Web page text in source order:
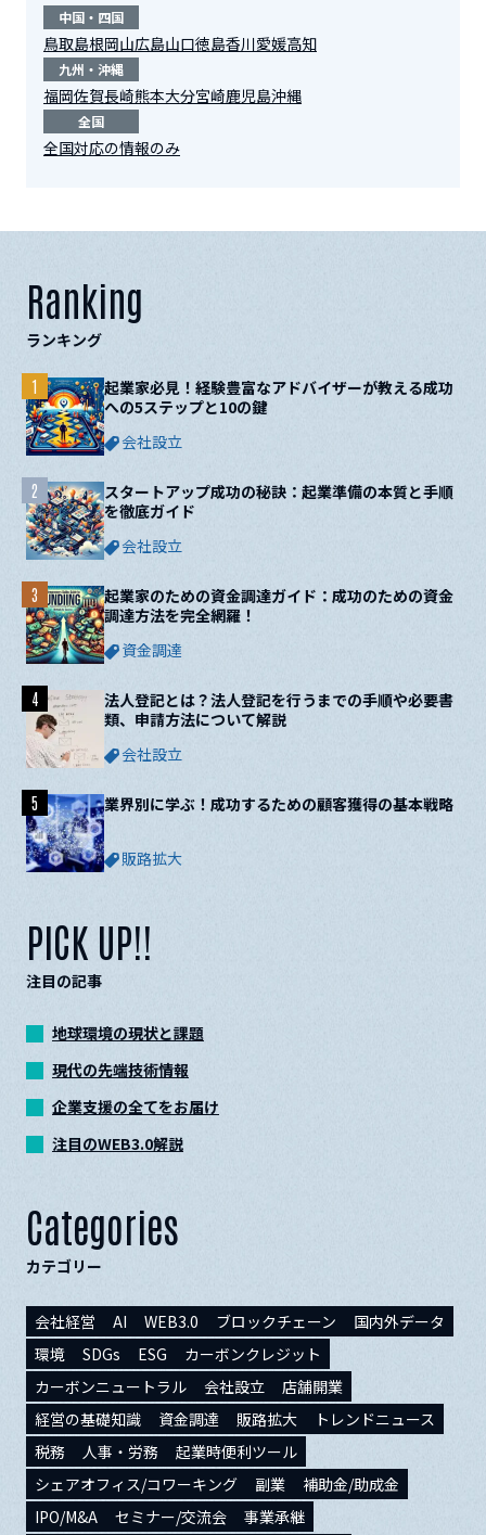
中国・四国
鳥取島根岡山広島山口徳島香川愛媛高知
九州・沖縄
福岡佐賀長崎熊本大分宮崎鹿児島沖縄
全国
全国対応の情報のみ
Ranking
ランキング
起業家必見！経験豊富なアドバイザーが教える成功
への5ステップと10の鍵
会社設立
1
スタートアップ成功の秘訣：起業準備の本質と手順
を徹底ガイド
会社設立
2
起業家のための資金調達ガイド：成功のための資金
調達方法を完全網羅！
資金調達
3
法人登記とは？法人登記を行うまでの手順や必要書
類、申請方法について解説
会社設立
4
業界別に学ぶ！成功するための顧客獲得の基本戦略
販路拡大
5
PICK UP!!
注目の記事
地球環境の現状と課題
現代の先端技術情報
企業支援の全てをお届け
注目のWEB3.0解説
Categories
カテゴリー
会社経営 AI WEB3.0 ブロックチェーン
国内外データ
環境
SDGs ESG
カーボンクレジット
カーボンニュートラル
会社設立
店舗開業
経営の基礎知識
資金調達 販路拡大
トレンドニュース
税務
人事・労務
起業時便利ツール
シェアオフィス/コワーキング
副業
補助金/助成金
IPO/M&A
セミナー/交流会
事業承継